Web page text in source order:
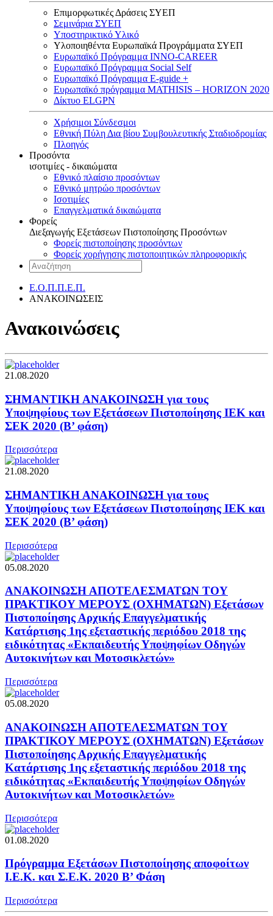
Επιμορφωτικές Δράσεις ΣΥΕΠ
Σεμινάρια ΣΥΕΠ
Υποστηρικτικό Υλικό
Υλοποιηθέντα Ευρωπαϊκά Προγράμματα ΣΥΕΠ
Ευρωπαϊκό Πρόγραμμα INNO-CAREER
Ευρωπαϊκό Πρόγραμμα Social Self
Ευρωπαϊκό Πρόγραμμα E-guide +
Ευρωπαϊκό πρόγραμμα MATHISIS – HORIZON 2020
Δίκτυο ELGPN
Χρήσιμοι Σύνδεσμοι
Εθνική Πύλη Δια βίου Συμβουλευτικής Σταδιοδρομίας
Πλοηγός
Προσόντα
ισοτιμίες - δικαιώματα
Εθνικό πλαίσιο προσόντων
Εθνικό μητρώο προσόντων
Ισοτιμίες
Επαγγελματικά δικαιώματα
Φορείς
Διεξαγωγής Εξετάσεων Πιστοποίησης Προσόντων
Φορείς πιστοποίησης προσόντων
Φορείς χορήγησης πιστοποιητικών πληροφορικής
Ε.Ο.Π.Π.Ε.Π.
ΑΝΑΚΟΙΝΩΣΕΙΣ
Ανακοινώσεις
21.08.2020
ΣΗΜΑΝΤΙΚΗ ΑΝΑΚΟΙΝΩΣΗ για τους
Υποψηφίους των Εξετάσεων Πιστοποίησης ΙΕΚ και
ΣΕΚ 2020 (Β’ φάση)
Περισσότερα
21.08.2020
ΣΗΜΑΝΤΙΚΗ ΑΝΑΚΟΙΝΩΣΗ για τους
Υποψηφίους των Εξετάσεων Πιστοποίησης ΙΕΚ και
ΣΕΚ 2020 (Β’ φάση)
Περισσότερα
05.08.2020
ΑΝΑΚΟΙΝΩΣΗ ΑΠΟΤΕΛΕΣΜΑΤΩΝ TOY
ΠΡΑΚΤΙΚΟΥ ΜΕΡΟΥΣ (ΟΧΗΜΑΤΩΝ) Εξετάσων
Πιστοποίησης Αρχικής Επαγγελματικής
Κατάρτισης 1ης εξεταστικής περιόδου 2018 της
ειδικότητας «Εκπαιδευτής Υποψηφίων Οδηγών
Αυτοκινήτων και Μοτοσικλετών»
Περισσότερα
05.08.2020
ΑΝΑΚΟΙΝΩΣΗ ΑΠΟΤΕΛΕΣΜΑΤΩΝ TOY
ΠΡΑΚΤΙΚΟΥ ΜΕΡΟΥΣ (ΟΧΗΜΑΤΩΝ) Εξετάσων
Πιστοποίησης Αρχικής Επαγγελματικής
Κατάρτισης 1ης εξεταστικής περιόδου 2018 της
ειδικότητας «Εκπαιδευτής Υποψηφίων Οδηγών
Αυτοκινήτων και Μοτοσικλετών»
Περισσότερα
01.08.2020
Πρόγραμμα Εξετάσων Πιστοποίησης αποφοίτων
Ι.Ε.Κ. και Σ.Ε.Κ. 2020 Β’ Φάση
Περισσότερα